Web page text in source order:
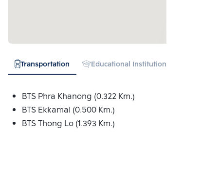
Transportation Educational Institution
BTS Phra Khanong (0.322 Km.)
BTS Ekkamai (0.500 Km.)
BTS Thong Lo (1.393 Km.)